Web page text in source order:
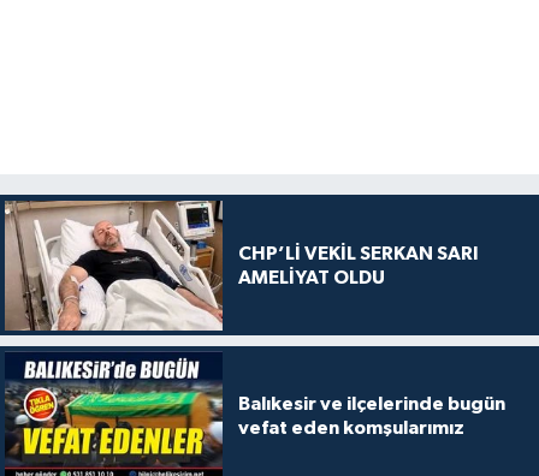
CHP’Lİ VEKİL SERKAN SARI
AMELİYAT OLDU
Balıkesir ve ilçelerinde bugün
vefat eden komşularımız